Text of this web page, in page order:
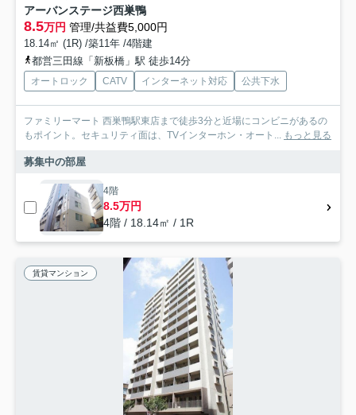
アーバンステージ西巣鴨
8.5万円 管理/共益費5,000円
18.14㎡ (1R) /築11年 /4階建
都営三田線「新板橋」駅 徒歩14分
オートロック CATV インターネット対応 公共下水
ファミリーマート 西巣鴨駅東店まで徒歩3分と近場にコンビニがあるの
もポイント。セキュリティ面は、TVインターホン・オート... もっと見る
募集中の部屋
4階
8.5万円
4階 / 18.14㎡ / 1R
賃貸マンション